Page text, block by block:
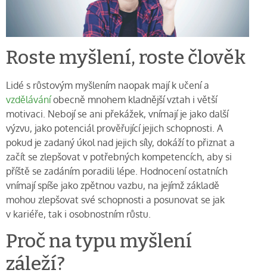
Roste myšlení, roste člověk
Lidé s růstovým myšlením naopak mají k učení a
vzděláváníobecně mnohem kladnější vztah i větší
motivaci. Nebojí se ani překážek, vnímají je jako další
výzvu, jako potenciál prověřující jejich schopnosti. A
pokud je zadaný úkol nad jejich síly, dokáží to přiznat a
začít se zlepšovat v potřebných kompetencích, aby si
příště se zadáním poradili lépe. Hodnocení ostatních
vnímají spíše jako zpětnou vazbu, na jejímž základě
mohou zlepšovat své schopnosti a posunovat se jak
v kariéře, tak i osobnostním růstu.
Proč na typu myšlení
záleží?